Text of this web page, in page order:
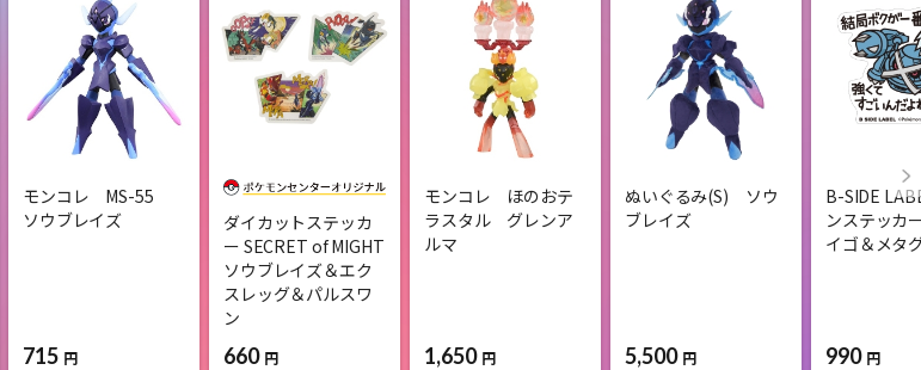
モンコレ MS-55
ソウブレイズ
715 円
ダイカットステッカ
ー SECRET of MIGHT
ソウブレイズ＆エク
スレッグ＆パルスワ
ン
660 円
モンコレ ほのおテ
ラスタル グレンア
ルマ
1,650 円
ぬいぐるみ(S) ソウ
ブレイズ
5,500 円
B-SIDE
ンステッ
イゴ＆メタ
990 円